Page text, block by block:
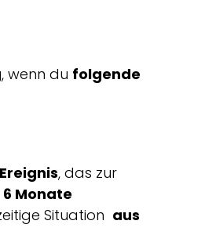
, wenn du folgende
, das zur
Monate
Situation aus